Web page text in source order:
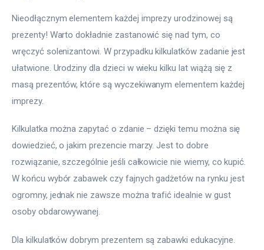
Nieodłącznym elementem każdej imprezy urodzinowej są
prezenty! Warto dokładnie zastanowić się nad tym, co
wręczyć solenizantowi. W przypadku kilkulatków zadanie jest
ułatwione. Urodziny dla dzieci w wieku kilku lat wiążą się z
masą prezentów, które są wyczekiwanym elementem każdej
imprezy.
Kilkulatka można zapytać o zdanie – dzięki temu można się
dowiedzieć, o jakim prezencie marzy. Jest to dobre
rozwiązanie, szczególnie jeśli całkowicie nie wiemy, co kupić.
W końcu wybór zabawek czy fajnych gadżetów na rynku jest
ogromny, jednak nie zawsze można trafić idealnie w gust
osoby obdarowywanej.
Dla kilkulatków dobrym prezentem są zabawki edukacyjne.